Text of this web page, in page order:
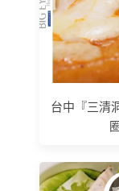
台中『三清